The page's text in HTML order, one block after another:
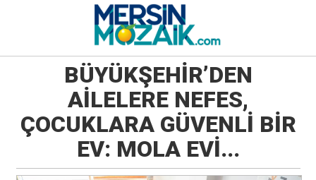
BÜYÜKŞEHİR’DEN
AİLELERE NEFES,
ÇOCUKLARA GÜVENLİ BİR
EV: MOLA EVİ...